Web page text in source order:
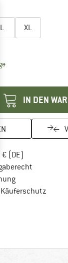
L XL
Der Link öffnet sich
IN DEN
(DE)
Gehe hier
Finde die
Finde